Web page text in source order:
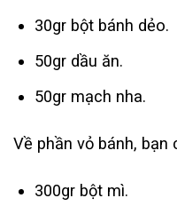
30gr bột bánh dẻo.
50gr dầu ăn.
50gr mạch nha.
Về phần vỏ bánh, bạn
300gr bột mì.